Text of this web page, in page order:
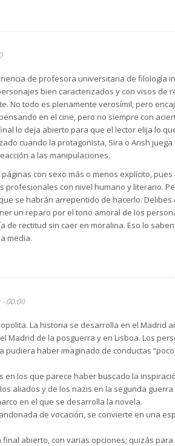
de profesora universitaria de filología
bien caracterizados y con visos de
No todo es plenamente verosímil, pero
en el cine, pero no siempre con
lo deja abierto para que el lector elija lo
cuando la protagonista, Sira o Arish
a las manipulaciones.
con sexo más o menos explícito,
con nivel humano y literario.
se habrán arrepentido de hacerlo. Delibes
un reparo por el tono amoral de los
rectitud sin caer en moralina. Eso lo
media.
00:00
La historia se desarrolla en el Madrid
Madrid de la posguerra y en Lisboa. Los
pudiera haber imaginado de conductas
los que parece haber buscado la
aliados y de los nazis en la segunda
en el que se desarrolla la novela.
de vocación, se convierte en una
abierto, con varias opciones; quizás